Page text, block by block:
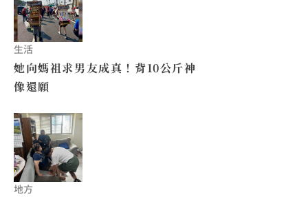
生活
她向媽祖求男友成真！背10公斤神
像還願
地方